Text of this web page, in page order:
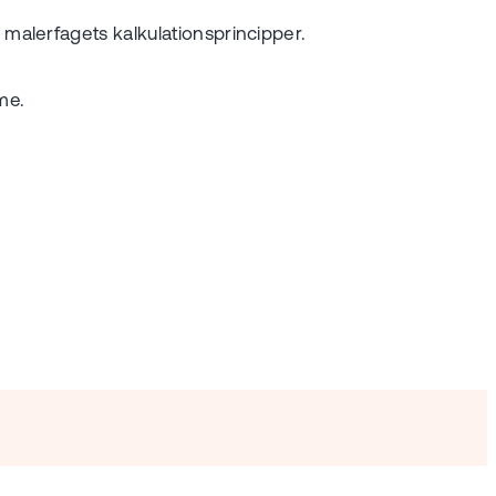
kalkulationsprincipper.